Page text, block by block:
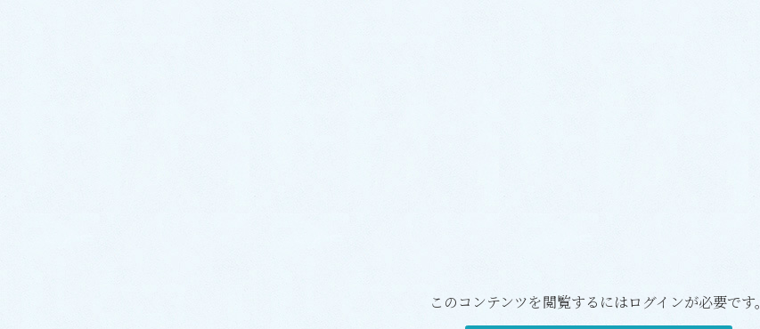
このコンテンツを閲覧するにはログインが必要です。